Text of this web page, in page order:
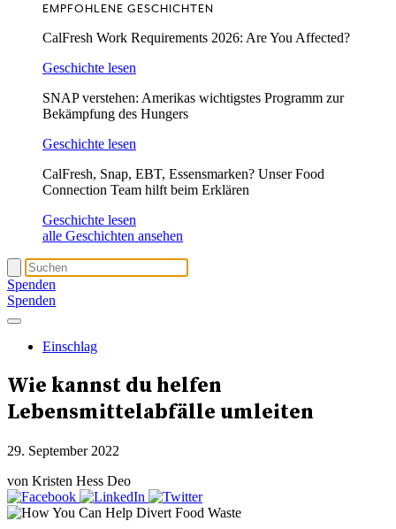
EMPFOHLENE GESCHICHTEN
CalFresh Work Requirements 2026: Are You Affected?
Geschichte lesen
SNAP verstehen: Amerikas wichtigstes Programm zur
Bekämpfung des Hungers
Geschichte lesen
CalFresh, Snap, EBT, Essensmarken? Unser Food
Connection Team hilft beim Erklären
Geschichte lesen
alle Geschichten ansehen
Spenden
Spenden
Einschlag
Wie kannst du helfen
Lebensmittelabfälle umleiten
29. September 2022
von Kristen Hess Deo